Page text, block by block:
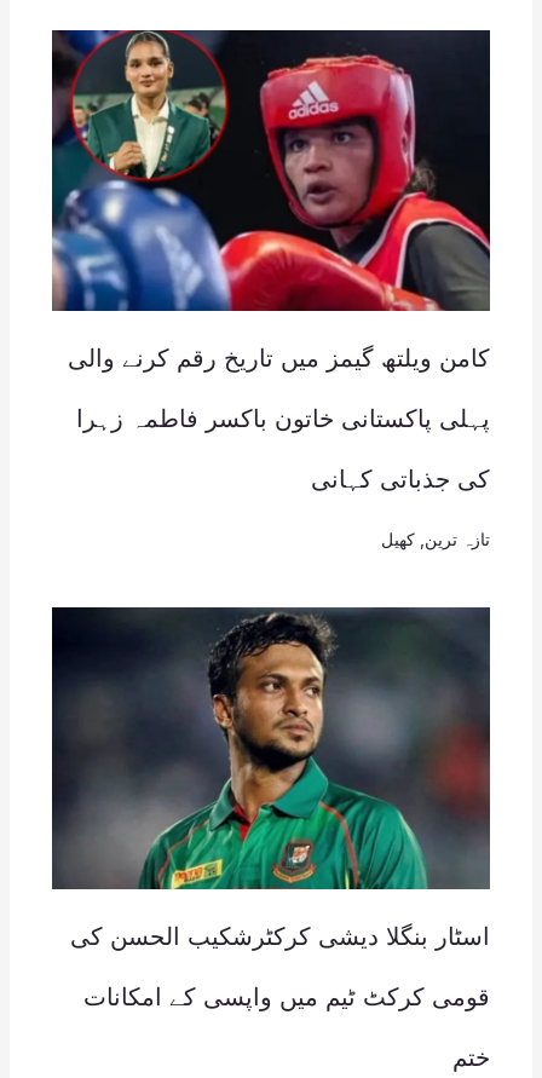
کامن ویلتھ گیمز میں تاریخ رقم کرنے والی
پہلی پاکستانی خاتون باکسر فاطمہ زہرا
کی جذباتی کہانی
تازہ ترین کھیل
اسٹار بنگلا دیشی کرکٹرشکیب الحسن کی
قومی کرکٹ ٹیم میں واپسی کے امکانات
ختم